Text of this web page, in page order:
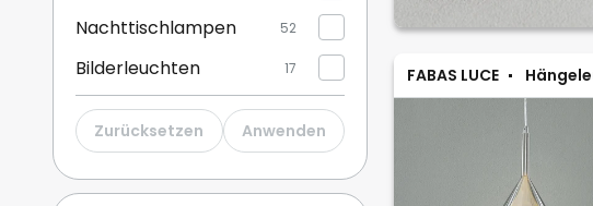
FABAS LUCE
Nachttischlampen 52
Bilderleuchten 17
Stehleuchten 17
Aussenwandleuchten 13
Deckenspots & Spotlampen 12
Zurücksetzen Anwenden